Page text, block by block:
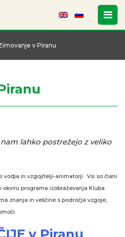
v Piranu
lahko postrežejo z veliko
vodja in vzgojitelji-animatorji. Vsi so člani
okviru programa izobraževanja Kluba
znanja in veščine s področja vzgoje,